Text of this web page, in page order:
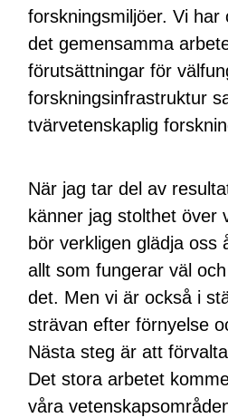
forskningsmiljöer. Vi har
det gemensamma
förutsättningar för
forskningsinfrastruktur
tvärvetenskaplig
När jag tar del av
känner jag stolthet över
bör verkligen glädja oss
allt som fungerar väl
det. Men vi är också i
strävan efter förnyelse
Nästa steg är att
Det stora arbetet
våra